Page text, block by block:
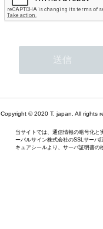
Copyright © 2020 T. japan. All rights
当サイトでは、通信情報の暗号化と
ーバルサイン株式会社のSSLサーバ
キュアシールより、サーバ証明書の